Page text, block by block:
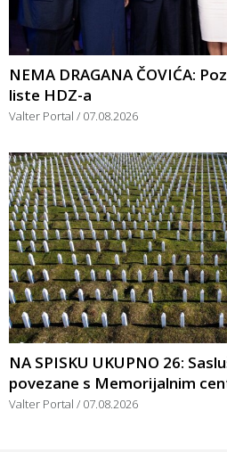
NEMA DRAGANA ČOVIĆA:
liste HDZ-a
Valter Portal 07.08.2026
NA SPISKU UKUPNO 26:
povezane s Memorijalnim
Valter Portal 07.08.2026